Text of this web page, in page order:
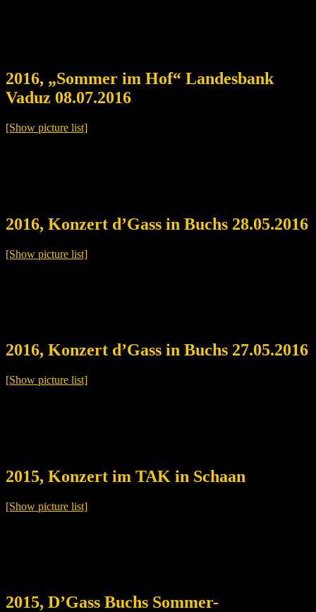
2016, „Sommer im Hof“ Landesbank
Vaduz 08.07.2016
[Show picture list]
2016, Konzert d’Gass in Buchs 28.05.2016
[Show picture list]
2016, Konzert d’Gass in Buchs 27.05.2016
[Show picture list]
2015, Konzert im TAK in Schaan
[Show picture list]
2015, D’Gass Buchs Sommer-